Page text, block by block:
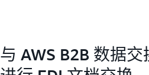
与 AWS B2B 数据交